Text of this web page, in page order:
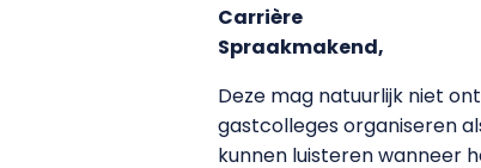
Carrière
Spraakmakend,
Deze mag natuurlijk niet
gastcolleges organiseren
kunnen luisteren wanneer